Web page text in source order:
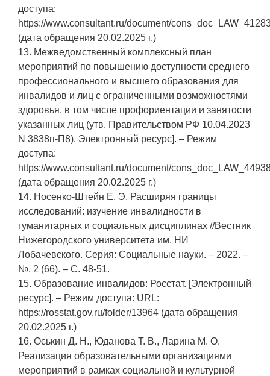
доступа:
https://www.consultant.ru/document/
(дата обращения 20.02.2025 г.)
13. Межведомственный комплексный план
мероприятий по повышению доступности среднего
профессионального и высшего образования для
инвалидов и лиц с ограниченными возможностями
здоровья, в том числе профориентации и занятости
указанных лиц (утв. Правительством РФ 10.04.2023
N 3838п-П8). Электронный ресурс]. – Режим
доступа:
https://www.consultant.ru/document/
(дата обращения 20.02.2025 г.)
14. Носенко-Штейн Е. Э. Расширяя границы
исследований: изучение инвалидности в
гуманитарных и социальных дисциплинах //Вестник
Нижегородского университета им. НИ
Лобачевского. Серия: Социальные науки. – 2022. –
№. 2 (66). – С. 48-51.
15. Образование инвалидов: Росстат. [Электронный
ресурс]. – Режим доступа: URL:
https://rosstat.gov.ru/folder/13964 (дата обращения
20.02.2025 г.)
16. Оськин Д. Н., Юданова Т. В., Ларина М. О.
Реализация образовательными организациями
мероприятий в рамках социальной и культурной